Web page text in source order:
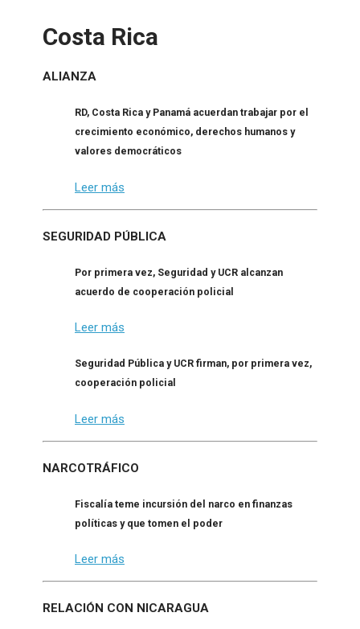
Costa Rica
ALIANZA
RD, Costa Rica y Panamá acuerdan trabajar por el
crecimiento económico, derechos humanos y
valores democráticos
Leer más
SEGURIDAD PÚBLICA
Por primera vez, Seguridad y UCR alcanzan
acuerdo de cooperación policial
Leer más
Seguridad Pública y UCR firman, por primera vez,
cooperación policial
Leer más
NARCOTRÁFICO
Fiscalía teme incursión del narco en finanzas
políticas y que tomen el poder
Leer más
RELACIÓN CON NICARAGUA